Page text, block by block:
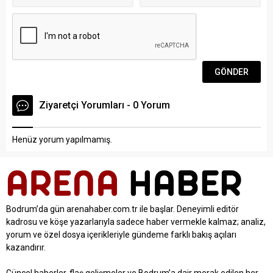
Ziyaretçi Yorumları - 0 Yorum
Henüz yorum yapılmamış.
Bodrum’da gün arenahaber.com.tr ile başlar. Deneyimli editör
kadrosu ve köşe yazarlarıyla sadece haber vermekle kalmaz; analiz,
yorum ve özel dosya içerikleriyle gündeme farklı bakış açıları
kazandırır.